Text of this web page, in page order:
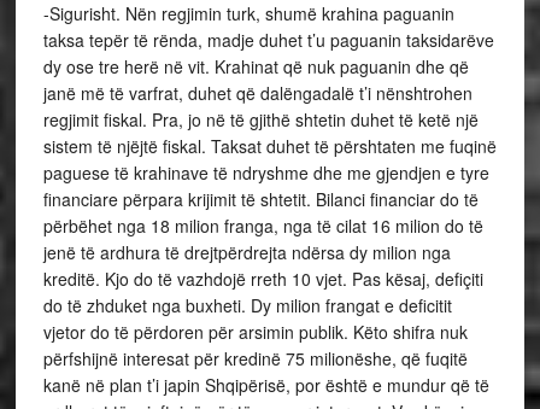
-Sigurisht. Nën regjimin turk, shumë krahina paguanin
taksa tepër të rënda, madje duhet t’u paguanin taksidarëve
dy ose tre herë në vit. Krahinat që nuk paguanin dhe që
janë më të varfrat, duhet që dalëngadalë t’i nënshtrohen
regjimit fiskal. Pra, jo në të gjithë shtetin duhet të ketë një
sistem të njëjtë fiskal. Taksat duhet të përshtaten me fuqinë
paguese të krahinave të ndryshme dhe me gjendjen e tyre
financiare përpara krijimit të shtetit. Bilanci financiar do të
përbëhet nga 18 milion franga, nga të cilat 16 milion do të
jenë të ardhura të drejtpërdrejta ndërsa dy milion nga
kreditë. Kjo do të vazhdojë rreth 10 vjet. Pas kësaj, defiçiti
do të zhduket nga buxheti. Dy milion frangat e deficitit
vjetor do të përdoren për arsimin publik. Këto shifra nuk
përfshijnë interesat për kredinë 75 milionëshe, që fuqitë
kanë në plan t’i japin Shqipërisë, por është e mundur që të